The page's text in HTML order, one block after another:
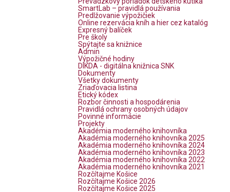
SmartLab – pravidlá používania
Predlžovanie výpožičiek
Online rezervácia kníh a hier cez katalóg
Expresný balíček
Pre školy
Spýtajte sa knižnice
Admin
Výpožičné hodiny
DIKDA - digitálna knižnica SNK
Dokumenty
Všetky dokumenty
Zriaďovacia listina
Etický kódex
Rozbor činnosti a hospodárenia
Pravidlá ochrany osobných údajov
Povinné informácie
Projekty
Akadémia moderného knihovníka
Akadémia moderného knihovníka 2025
Akadémia moderného knihovníka 2024
Akadémia moderného knihovníka 2023
Akadémia moderného knihovníka 2022
Akadémia moderného knihovníka 2021
Rozčítajme Košice
Rozčítajme Košice 2026
Rozčítajme Košice 2025